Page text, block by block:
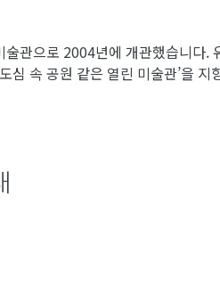
관으로 2004년에 개관했습니다.
속 공원 같은 열린 미술관’을 지